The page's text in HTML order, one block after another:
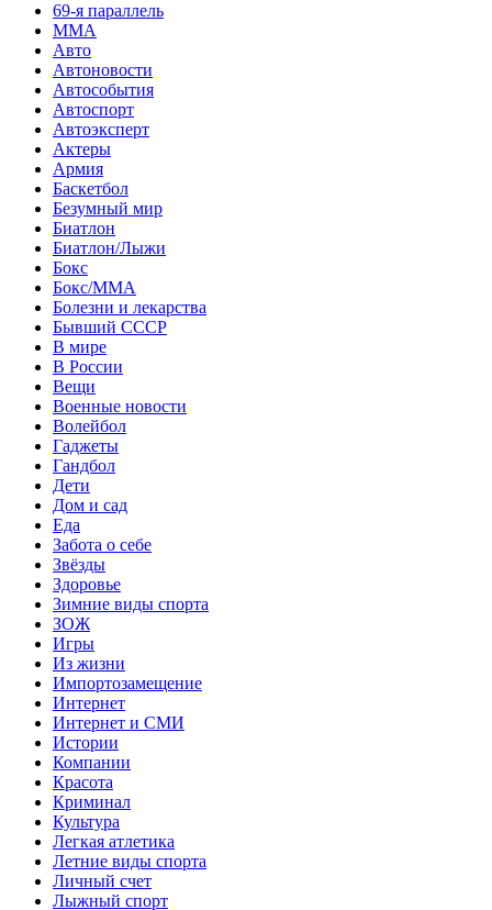
69-я параллель
MMA
Авто
Автоновости
Автособытия
Автоспорт
Автоэксперт
Актеры
Армия
Баскетбол
Безумный мир
Биатлон
Биатлон/Лыжи
Бокс
Бокс/MMA
Болезни и лекарства
Бывший СССР
В мире
В России
Вещи
Военные новости
Волейбол
Гаджеты
Гандбол
Дети
Дом и сад
Еда
Забота о себе
Звёзды
Здоровье
Зимние виды спорта
ЗОЖ
Игры
Из жизни
Импортозамещение
Интернет
Интернет и СМИ
Истории
Компании
Красота
Криминал
Культура
Легкая атлетика
Летние виды спорта
Личный счет
Лыжный спорт